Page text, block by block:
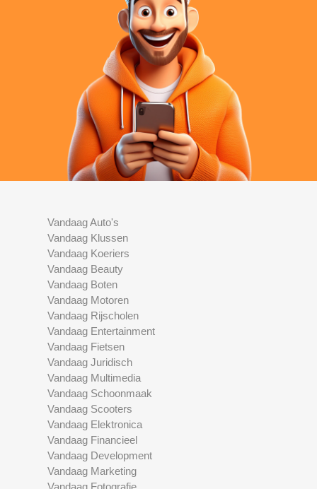
Vandaag Auto's
Vandaag Klussen
Vandaag Koeriers
Vandaag Beauty
Vandaag Boten
Vandaag Motoren
Vandaag Rijscholen
Vandaag Entertainment
Vandaag Fietsen
Vandaag Juridisch
Vandaag Multimedia
Vandaag Schoonmaak
Vandaag Scooters
Vandaag Elektronica
Vandaag Financieel
Vandaag Development
Vandaag Marketing
Vandaag Fotografie